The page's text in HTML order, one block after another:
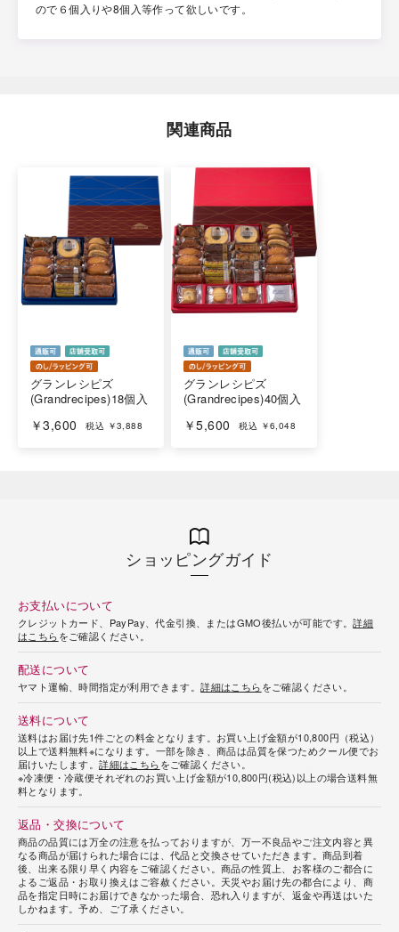
ので６個入りや8個入等作って欲しいです。
関連商品
グランレシピズ
(Grandrecipes)18個入
￥3,600 税込 ￥3,888
グランレシピズ
(Grandrecipes)40個入
￥5,600 税込 ￥6,048
ショッピングガイド
お支払いについて
クレジットカード、PayPay、代金引換、またはGMO後払いが可能です。詳細
はこちらをご確認ください。
配送について
ヤマト運輸、時間指定が利用できます。詳細はこちらをご確認ください。
送料について
送料はお届け先1件ごとの料金となります。お買い上げ金額が10,800円（税込）
以上で送料無料※になります。一部を除き、商品は品質を保つためクール便でお
届けいたします。詳細はこちらをご確認ください。
※冷凍便・冷蔵便それぞれのお買い上げ金額が10,800円(税込)以上の場合送料無
料となります。
返品・交換について
商品の品質には万全の注意を払っておりますが、万一不良品やご注文内容と異
なる商品が届けられた場合には、代品と交換させていただきます。商品到着
後、出来る限り早く内容をご確認ください。商品の性質上、お客様のご都合に
よるご返品・お取り換えはご容赦ください。天災やお届け先の都合により、商
品を指定日時にお届けできなかった場合、恐れ入りますが、返金や再送はいた
しかねます。予め、ご了承ください。